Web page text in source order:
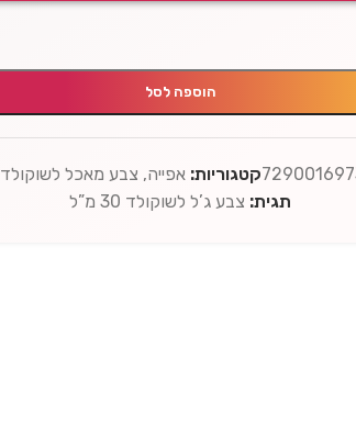
הוספה לסל
קטגוריות: אפייה, צבע מאכל לשוקולד
תגית: צבע ג’ל לשוקולד 30 מ”ל